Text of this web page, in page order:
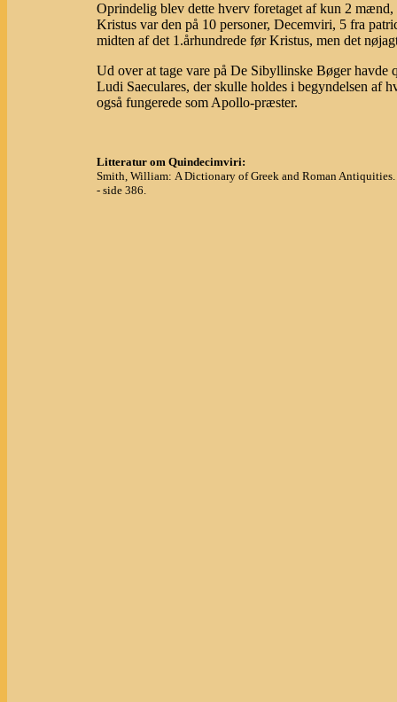
Oprindelig blev dette hverv foretaget af kun 2
Kristus var den på 10 personer, Decemviri, 5 fra
midten af det 1.århundrede før Kristus, men det
Ud over at tage vare på De Sibyllinske Bøger havde
Ludi Saeculares, der skulle holdes i begyndelsen af
også fungerede som Apollo-præster.
Litteratur om Quindecimviri:
Smith, William: A Dictionary of Greek and Roman
- side 386.